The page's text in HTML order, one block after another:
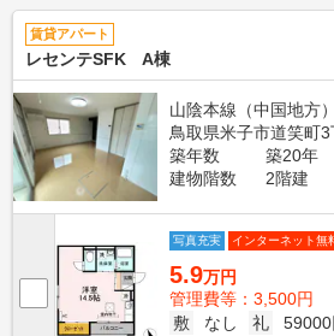
賃貸アパート
レセンテSFK A棟
山陰本線（中国地方
鳥取県米子市道笑町3
築年数
築20年
建物階数
2階建
写真充実 インターネット無
5.9万円
管理費等：3,500円
敷
なし 礼
59000